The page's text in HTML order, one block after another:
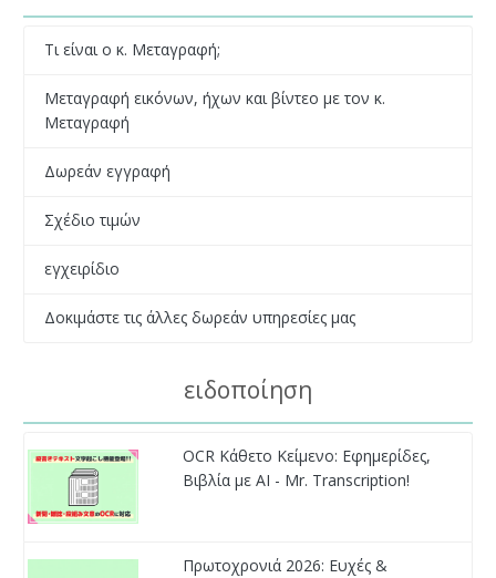
Τι είναι ο κ. Μεταγραφή;
Μεταγραφή εικόνων, ήχων και βίντεο με τον κ.
Μεταγραφή
Δωρεάν εγγραφή
Σχέδιο τιμών
εγχειρίδιο
Δοκιμάστε τις άλλες δωρεάν υπηρεσίες μας
ειδοποίηση
OCR Κάθετο Κείμενο: Εφημερίδες,
Βιβλία με AI - Mr. Transcription!
Πρωτοχρονιά 2026: Ευχές &